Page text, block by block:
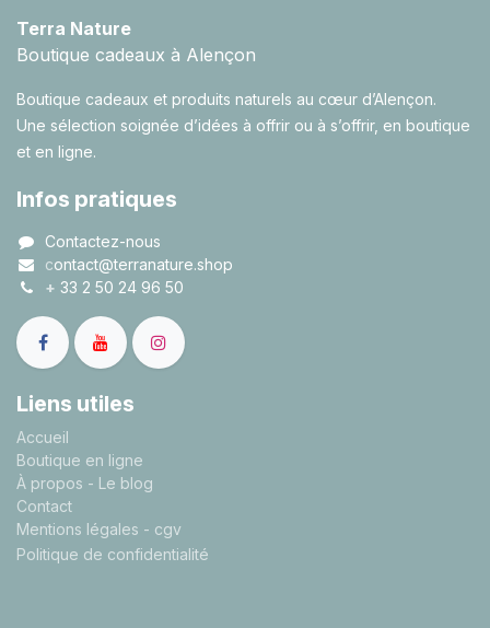
Terra Nature
Boutique cadeaux à Alençon
Boutique cadeaux et produits naturels au cœur d’Alençon.
Une sélection soignée d’idées à offrir ou à s’offrir, en boutique
et en ligne.
Infos pratiques
Contactez-nous
contact@terranature.shop
+ 33 2 50 24 96 50
Liens utiles
Accueil
Boutique en ligne
À propos - Le blog
Contact
Mentions légales - cgv
Politique de confidentialité